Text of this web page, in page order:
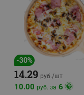
-30%
14.29 руб./шт
10.00 руб. за 6